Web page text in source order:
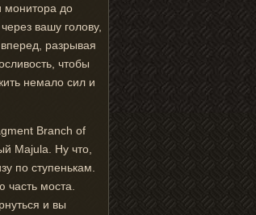
монитора до
вашу голову,
разрывая
чтобы
немало сил и
Branch of
Majula. Ну что,
по ступенькам.
моста.
и вы